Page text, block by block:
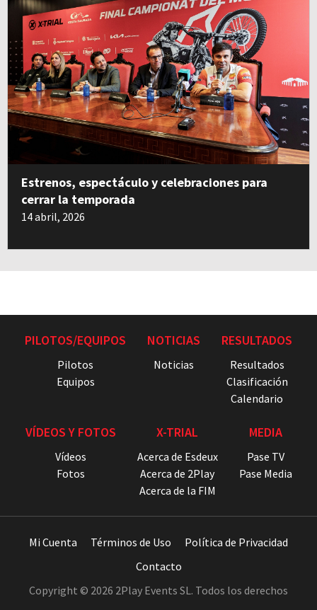
Estrenos, espectáculo y celebraciones para
cerrar la temporada
14 abril, 2026
PILOTOS/EQUIPOS
Pilotos
Equipos
NOTICIAS
Noticias
RESULTADOS
Resultados
Clasificación
Calendario
VÍDEOS Y FOTOS
Vídeos
Fotos
X-TRIAL
Acerca de Esdeux
Acerca de 2Play
Acerca de la FIM
MEDIA
Pase TV
Pase Media
Mi Cuenta Términos de Uso
Política de Privacidad
Contacto
Copyright © 2026 2Play Events SL. Todos los derechos